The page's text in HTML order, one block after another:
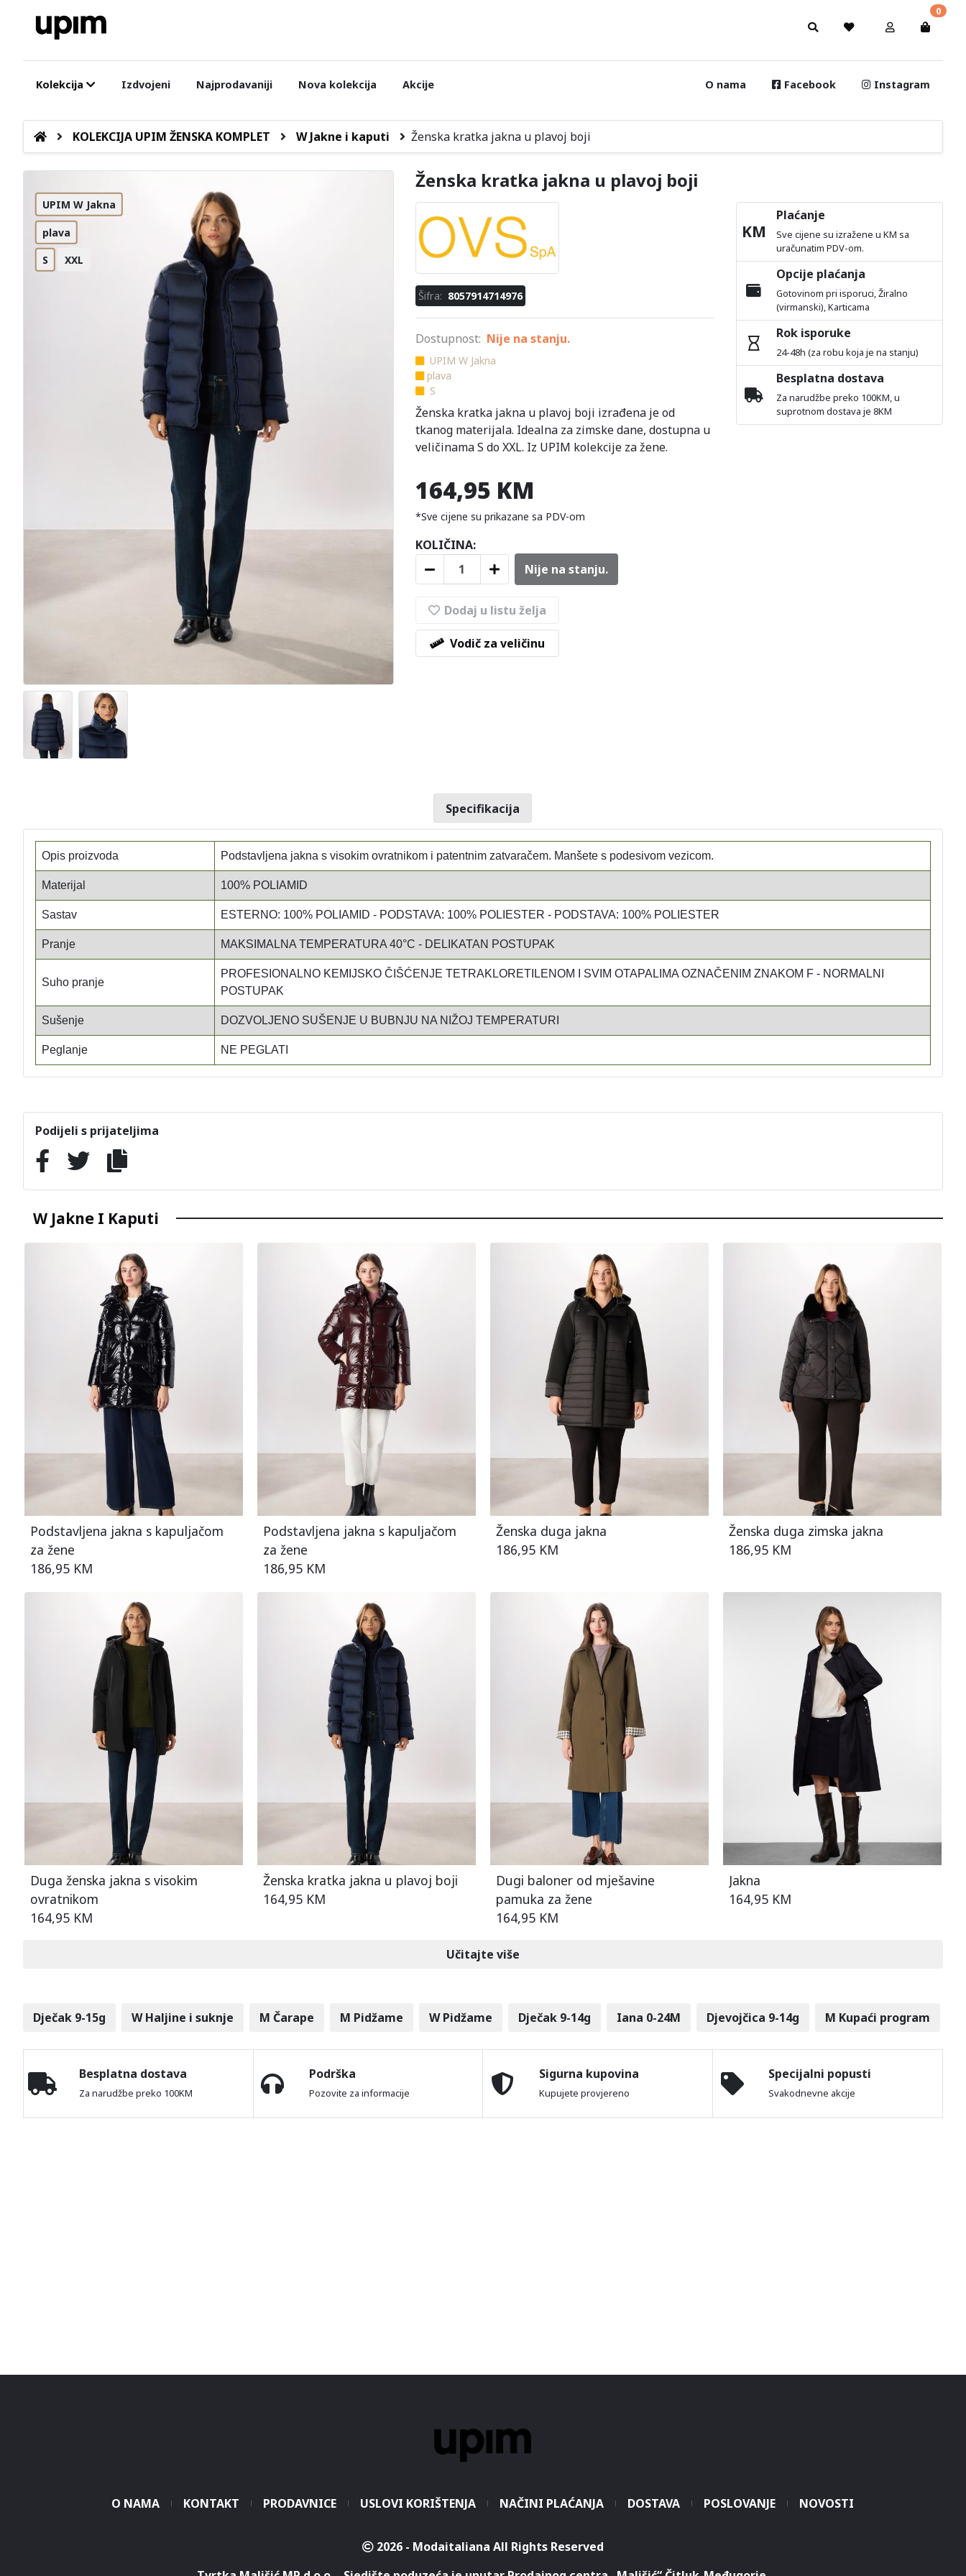
0
Kolekcija Izdvojeni Najprodavaniji Nova kolekcija Akcije O nama Facebook Instagram
KOLEKCIJA UPIM ŽENSKA KOMPLET W Jakne i kaputi Ženska kratka jakna u plavoj boji
UPIM W Jakna
plava
S XXL
Ženska kratka jakna u plavoj boji
Šifra: 8057914714976
Dostupnost: Nije na stanju.
UPIM W Jakna
plava
S
Ženska kratka jakna u plavoj boji izrađena je od
tkanog materijala. Idealna za zimske dane, dostupna u
veličinama S do XXL. Iz UPIM kolekcije za žene.
164,95 KM
*Sve cijene su prikazane sa PDV-om
KOLIČINA:
Nije na stanju.
Dodaj u listu želja
Vodič za veličinu
KM
Plaćanje
Sve cijene su izražene u KM sa
uračunatim PDV-om.
Opcije plaćanja
Gotovinom pri isporuci, Žiralno
(virmanski), Karticama
Rok isporuke
24-48h (za robu koja je na stanju)
Besplatna dostava
Za narudžbe preko 100KM, u
suprotnom dostava je 8KM
Specifikacija
Opis proizvoda Podstavljena jakna s visokim ovratnikom i patentnim zatvaračem. Manšete s podesivom vezicom.
Materijal 100% POLIAMID
Sastav ESTERNO: 100% POLIAMID - PODSTAVA: 100% POLIESTER - PODSTAVA: 100% POLIESTER
Pranje MAKSIMALNA TEMPERATURA 40°C - DELIKATAN POSTUPAK
Suho pranje
PROFESIONALNO KEMIJSKO ČIŠĆENJE TETRAKLORETILENOM I SVIM OTAPALIMA OZNAČENIM ZNAKOM F - NORMALNI
POSTUPAK
Sušenje DOZVOLJENO SUŠENJE U BUBNJU NA NIŽOJ TEMPERATURI
Peglanje NE PEGLATI
Podijeli s prijateljima
W Jakne I Kaputi
Podstavljena jakna s kapuljačom
za žene
186,95 KM
Podstavljena jakna s kapuljačom
za žene
186,95 KM
Ženska duga jakna
186,95 KM
Ženska duga zimska jakna
186,95 KM
Duga ženska jakna s visokim
ovratnikom
164,95 KM
Ženska kratka jakna u plavoj boji
164,95 KM
Dugi baloner od mješavine
pamuka za žene
164,95 KM
Jakna
164,95 KM
Učitajte više
Dječak 9-15g W Haljine i suknje M Čarape M Pidžame W Pidžame Dječak 9-14g Iana 0-24M Djevojčica 9-14g M Kupaći program
Besplatna dostava
Za narudžbe preko 100KM
Podrška
Pozovite za informacije
Sigurna kupovina
Kupujete provjereno
Specijalni popusti
Svakodnevne akcije
O NAMA KONTAKT PRODAVNICE USLOVI KORIŠTENJA NAČINI PLAĆANJA DOSTAVA POSLOVANJE NOVOSTI
2026 - Modaitaliana All Rights Reserved